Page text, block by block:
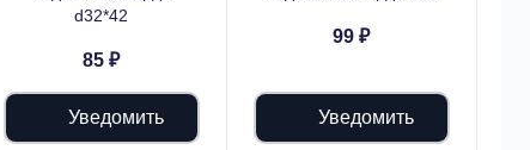
d32*42
85 ₽
Уведомить
99 ₽
Уведомить